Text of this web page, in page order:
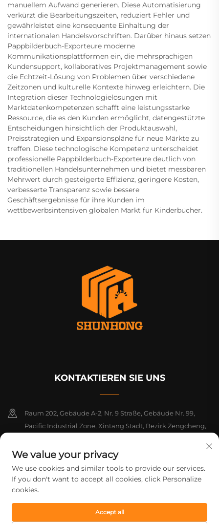
manuellem Aufwand generieren. Diese Automatisierung
verkürzt die Bearbeitungszeiten, reduziert Fehler und
gewährleistet eine konsequente Einhaltung der
internationalen Handelsvorschriften. Darüber hinaus setzen
Pappbilderbuch-Exporteure moderne
Kommunikationsplattformen ein, die mehrsprachigen
Kundensupport, kollaboratives Projektmanagement sowie
die Echtzeit-Lösung von Problemen über verschiedene
Zeitzonen und kulturelle Kontexte hinweg erleichtern. Die
Integration dieser Technologielösungen mit
Marktdatenkompetenzen schafft eine leistungsstarke
Ressource, die es den Kunden ermöglicht, datengestützte
Entscheidungen hinsichtlich der Produktauswahl,
Preisstrategien und Expansionspläne für neue Märkte zu
treffen. Diese technologische Kompetenz unterscheidet
professionelle Pappbilderbuch-Exporteure deutlich von
traditionellen Handelsunternehmen und bietet messbaren
Mehrwert durch gesteigerte Effizienz, geringere Kosten,
verbesserte Transparenz sowie bessere
Geschäftsergebnisse für ihre Kunden im
wettbewerbsintensiven globalen Markt für Kinderbücher.
KONTAKTIEREN SIE UNS
Raum 202, Gebäude A-2, Nr. 9 Straße, Gebäude Nr. 99,
Pacific Industrial Zone, Xintang Stadt, Bezirk Zengcheng,
+86-18925142858
[email protected]
Urheberrecht © 2026 Guangzhou Shunhong Printing Co., Ltd. Alle
Rechte vorbehalten. Datenschutzrichtlinie
We value your privacy
We use cookies and similar tools to provide our services.
If you don't want to accept all cookies, click Personalize
cookies.
Accept all